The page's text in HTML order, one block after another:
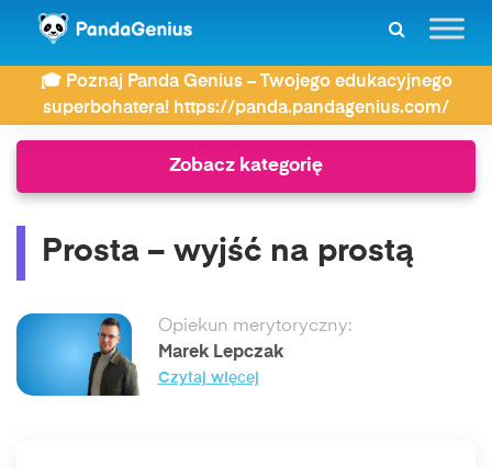
🎓 Poznaj Panda Genius – Twojego edukacyjnego
superbohatera! https://panda.pandagenius.com/
ZDAY Słownik związków frazeologicznych
Prosta – wyjść na prostą
Zobacz kategorię
Prosta – wyjść na prostą
Opiekun merytoryczny:
Marek Lepczak
Czytaj więcej